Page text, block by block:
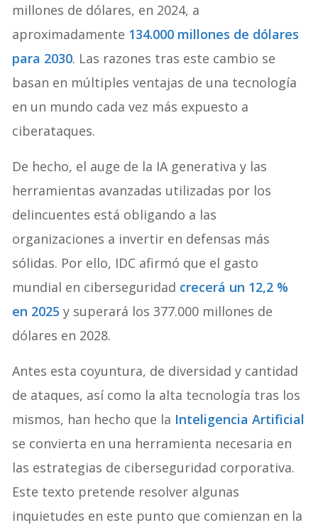
millones de dólares, en 2024, a
aproximadamente 134.000 millones de dólares
para 2030. Las razones tras este cambio se
basan en múltiples ventajas de una tecnología
en un mundo cada vez más expuesto a
ciberataques.
De hecho, el auge de la IA generativa y las
herramientas avanzadas utilizadas por los
delincuentes está obligando a las
organizaciones a invertir en defensas más
sólidas. Por ello, IDC afirmó que el gasto
mundial en ciberseguridad crecerá un 12,2 %
en 2025 y superará los 377.000 millones de
dólares en 2028.
Antes esta coyuntura, de diversidad y cantidad
de ataques, así como la alta tecnología tras los
mismos, han hecho que la Inteligencia Artificial
se convierta en una herramienta necesaria en
las estrategias de ciberseguridad corporativa.
Este texto pretende resolver algunas
inquietudes en este punto que comienzan en la